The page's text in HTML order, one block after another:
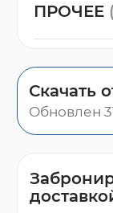
ПРОЧЕЕ
Скачать
Обновлен